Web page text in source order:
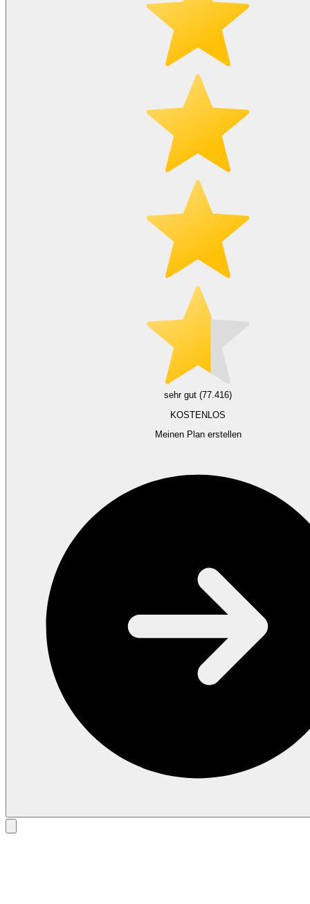
sehr gut (77.416)
KOSTENLOS
Meinen Plan erstellen